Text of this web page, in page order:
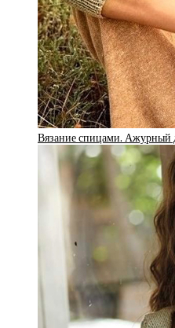
Вязание спицами. Ажурный